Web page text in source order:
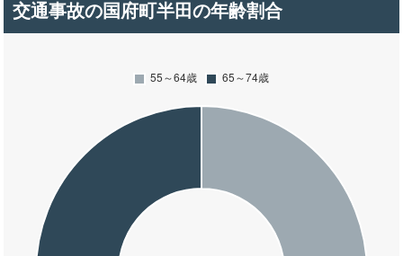
交通事故の国府町半田の年齢割合